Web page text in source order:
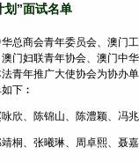
划”面试名单
总商会青年委员会、澳门
门妇联青年协会、澳门中
青年推广大使协会为协办
下︰
欣、陈锦山、陈澧颖、冯兆
桐、张曦琳、周卓熙、聂嘉